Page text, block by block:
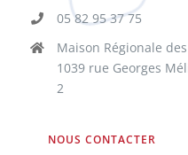
05 82 95 37 75
Maison Régionale
1039 rue Georges
2
NOUS CONTACTER